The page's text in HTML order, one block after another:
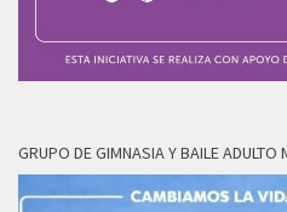
GRUPO DE GIMNASIA Y BAILE ADULTO